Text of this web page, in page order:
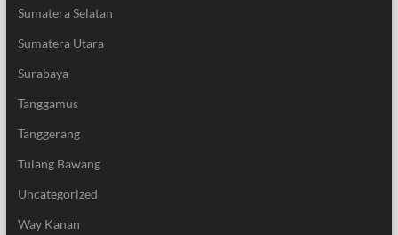
Sumatera Selatan
Sumatera Utara
Surabaya
Tanggamus
Tanggerang
Tulang Bawang
Uncategorized
Way Kanan